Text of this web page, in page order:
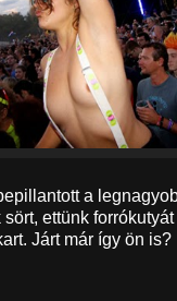
a
ettünk
Járt már így ön is?